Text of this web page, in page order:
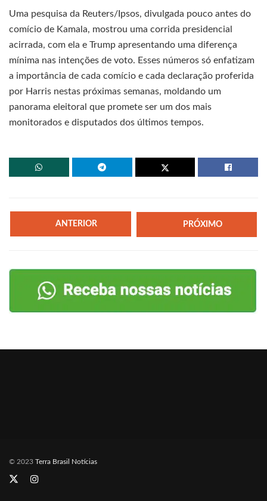
Uma pesquisa da Reuters/Ipsos, divulgada pouco antes do
comício de Kamala, mostrou uma corrida presidencial
acirrada, com ela e Trump apresentando uma diferença
mínima nas intenções de voto. Esses números só enfatizam
a importância de cada comício e cada declaração proferida
por Harris nestas próximas semanas, moldando um
panorama eleitoral que promete ser um dos mais
monitorados e disputados dos últimos tempos.
ANTERIOR PRÓXIMO
© 2023 Terra Brasil Notícias